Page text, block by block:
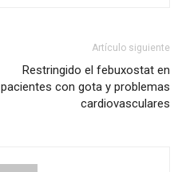
Artículo siguiente
Restringido el febuxostat en
pacientes con gota y problemas
cardiovasculares